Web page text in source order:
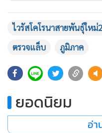
พาณิชย์ก็ประกาศแล้วว่า จะ
มั่นใจว่าจะมีการช่วยดูแลให้มี
ไวรัสโคโรนาสายพันธุ์ใหม่
ตรวจแล็บ
ภูมิภาค
ยอดนิยม
อ่า